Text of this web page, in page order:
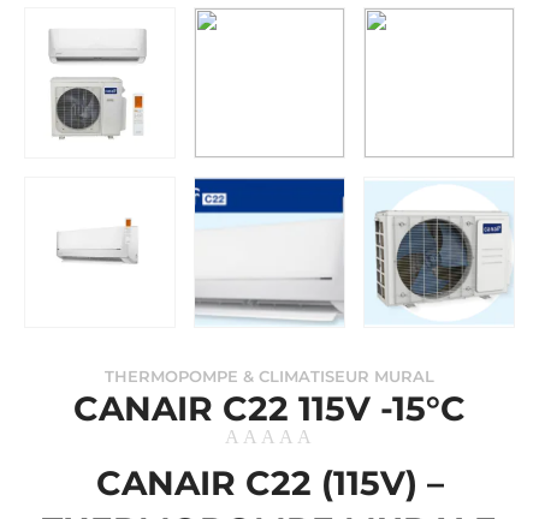
THERMOPOMPE & CLIMATISEUR MURAL
CANAIR C22 115V -15°C
CANAIR C22 (115V) –